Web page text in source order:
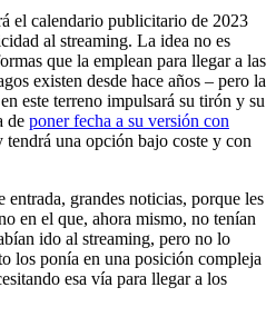
el calendario publicitario de 2023
al streaming. La idea no es
que la emplean para llegar a las
existen desde hace años – pero la
este terreno impulsará su tirón y su
de poner fecha a su versión con
tendrá una opción bajo coste y con
entrada, grandes noticias, porque les
en el que, ahora mismo, no tenían
ido al streaming, pero no lo
los ponía en una posición compleja
esa vía para llegar a los